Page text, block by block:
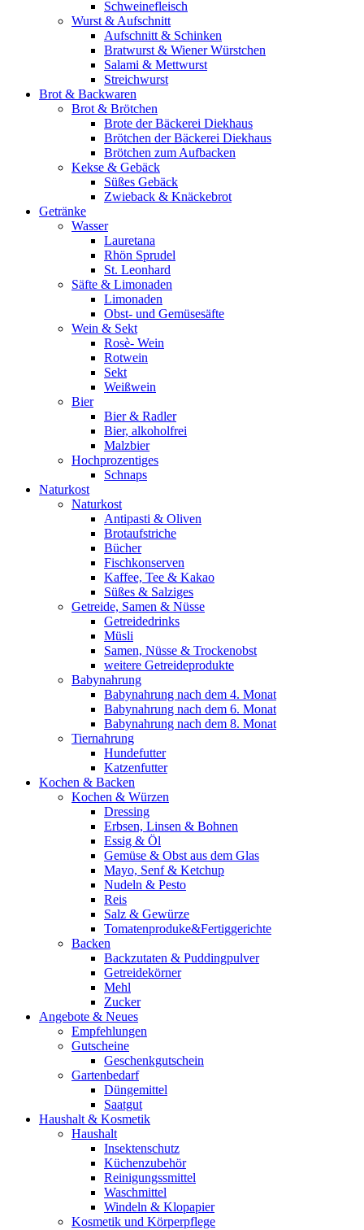
Schweinefleisch
Wurst & Aufschnitt
Aufschnitt & Schinken
Bratwurst & Wiener Würstchen
Salami & Mettwurst
Streichwurst
Brot & Backwaren
Brot & Brötchen
Brote der Bäckerei Diekhaus
Brötchen der Bäckerei Diekhaus
Brötchen zum Aufbacken
Kekse & Gebäck
Süßes Gebäck
Zwieback & Knäckebrot
Getränke
Wasser
Lauretana
Rhön Sprudel
St. Leonhard
Säfte & Limonaden
Limonaden
Obst- und Gemüsesäfte
Wein & Sekt
Rosè- Wein
Rotwein
Sekt
Weißwein
Bier
Bier & Radler
Bier, alkoholfrei
Malzbier
Hochprozentiges
Schnaps
Naturkost
Naturkost
Antipasti & Oliven
Brotaufstriche
Bücher
Fischkonserven
Kaffee, Tee & Kakao
Süßes & Salziges
Getreide, Samen & Nüsse
Getreidedrinks
Müsli
Samen, Nüsse & Trockenobst
weitere Getreideprodukte
Babynahrung
Babynahrung nach dem 4. Monat
Babynahrung nach dem 6. Monat
Babynahrung nach dem 8. Monat
Tiernahrung
Hundefutter
Katzenfutter
Kochen & Backen
Kochen & Würzen
Dressing
Erbsen, Linsen & Bohnen
Essig & Öl
Gemüse & Obst aus dem Glas
Mayo, Senf & Ketchup
Nudeln & Pesto
Reis
Salz & Gewürze
Tomatenproduke&Fertiggerichte
Backen
Backzutaten & Puddingpulver
Getreidekörner
Mehl
Zucker
Angebote & Neues
Empfehlungen
Gutscheine
Geschenkgutschein
Gartenbedarf
Düngemittel
Saatgut
Haushalt & Kosmetik
Haushalt
Insektenschutz
Küchenzubehör
Reinigungssmittel
Waschmittel
Windeln & Klopapier
Kosmetik und Körperpflege